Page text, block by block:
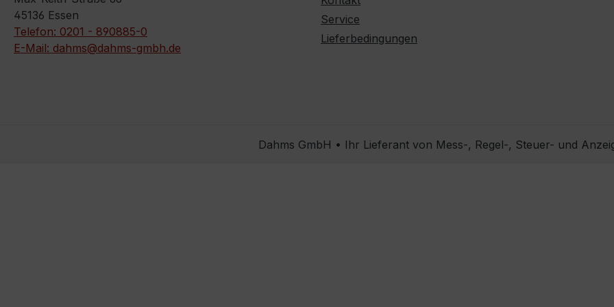
45136 Essen
Telefon: 0201 - 890885-0
E-Mail: dahms@dahms-gmbh.de
Service
Lieferbedingungen
Dahms GmbH • Ihr Lieferant von Mess-, Regel-, Steuer- und